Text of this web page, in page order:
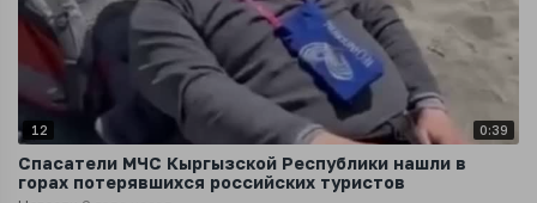
12 0:39
Спасатели МЧС Кыргызской Республики нашли в
горах потерявшихся российских туристов